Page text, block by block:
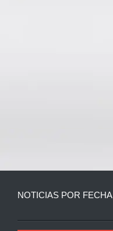
NOTICIAS POR FECHA